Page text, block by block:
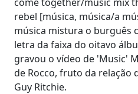
rebel [música, música/a
música mistura o burguês
letra da faixa do oitavo
gravou o vídeo de 'Music'
de Rocco, fruto da relação
Guy Ritchie.